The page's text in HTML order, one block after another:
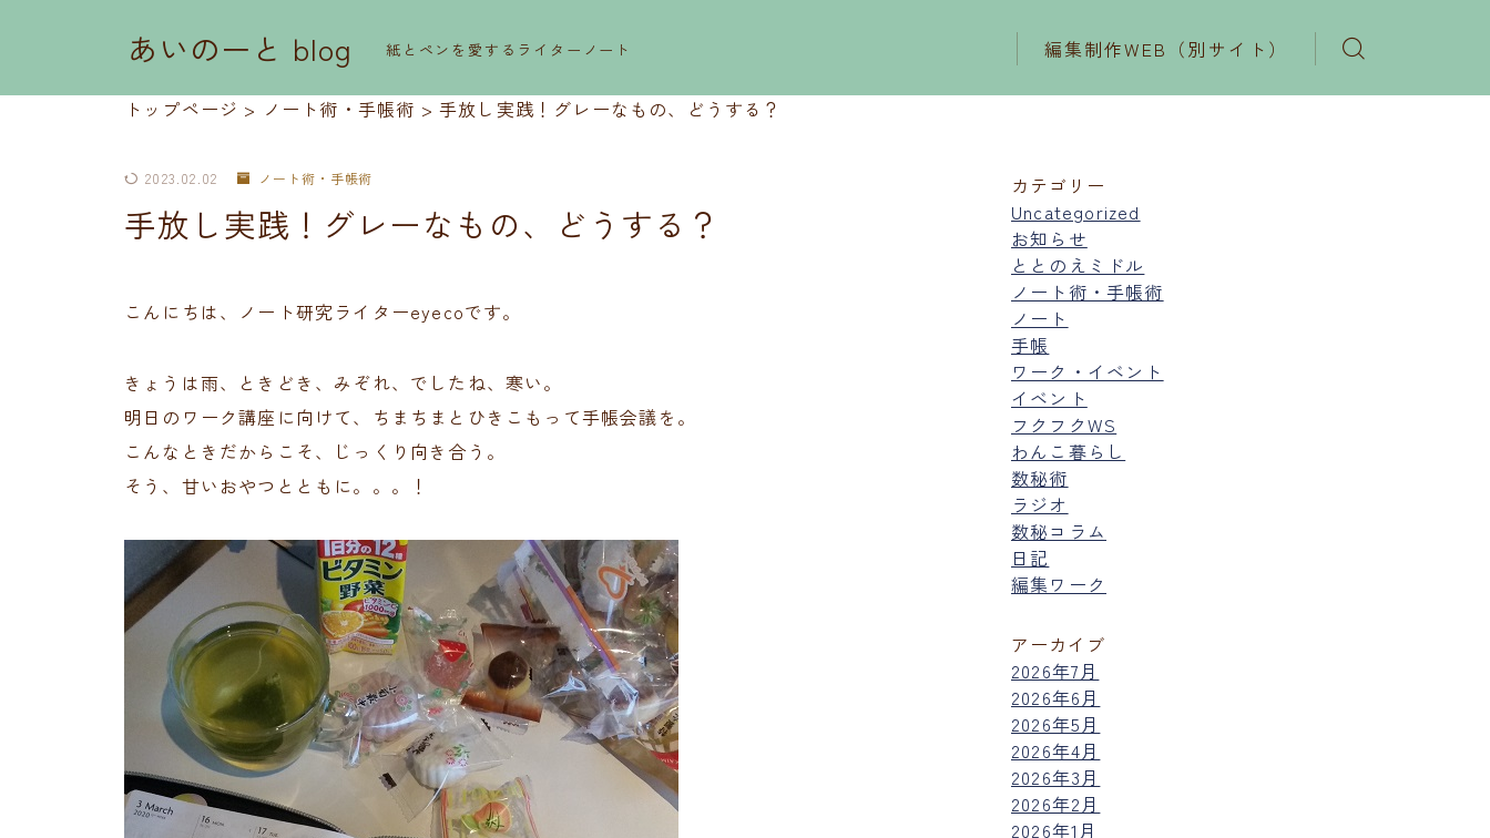
あいのーと blog 紙とペンを愛するライターノート 編集制作WEB（別サイト）
トップページ > ノート術・手帳術 >手放し実践！グレーなもの、どうする？
2023.02.02 ノート術・手帳術
手放し実践！グレーなもの、どうする？
こんにちは、ノート研究ライターeyecoです。
きょうは雨、ときどき、みぞれ、でしたね、寒い。
明日のワーク講座に向けて、ちまちまとひきこもって手帳会議を。
こんなときだからこそ、じっくり向き合う。
そう、甘いおやつとともに。。。！
カテゴリー
Uncategorized
お知らせ
ととのえミドル
ノート術・手帳術
ノート
手帳
ワーク・イベント
イベント
フクフクWS
わんこ暮らし
数秘術
ラジオ
数秘コラム
日記
編集ワーク
アーカイブ
2026年7月
2026年6月
2026年5月
2026年4月
2026年3月
2026年2月
2026年1月